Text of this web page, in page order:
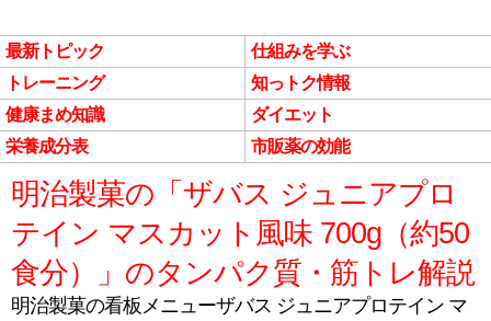
最新トピック
仕組みを学ぶ
トレーニング
知っトク情報
健康まめ知識
ダイエット
栄養成分表
市販薬の効能
明治製菓の「ザバス ジュニアプロ
テイン マスカット風味 700g（約50
食分）」のタンパク質・筋トレ解説
明治製菓の看板メニューザバス ジュニアプロテイン マ